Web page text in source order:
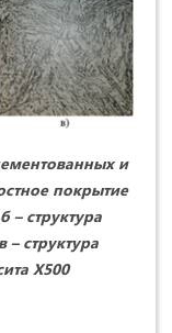
и
покрытие
– структура
– структура
Х500